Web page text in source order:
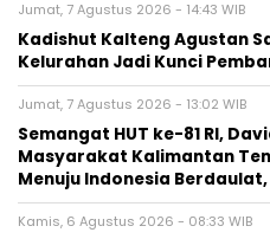
Jumat, 7 Agustus 2026 - 14:43 WIB
Kadishut Kalteng Agustan
Kelurahan Jadi Kunci
Jumat, 7 Agustus 2026 - 13:02 WIB
Semangat HUT ke-81 RI,
Masyarakat Kalimantan
Menuju Indonesia
Kamis, 6 Agustus 2026 - 08:33 WIB